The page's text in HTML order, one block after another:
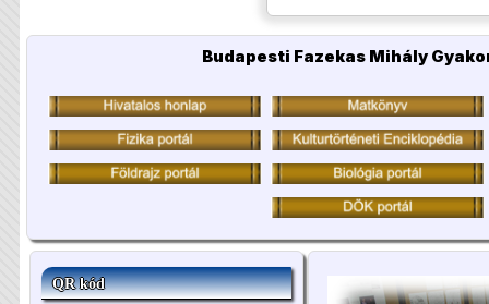
Budapesti Fazekas Mihály
QR kód